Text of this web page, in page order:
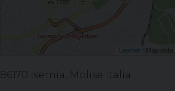
Leaflet | Map data
86170 Isernia, Molise Italia